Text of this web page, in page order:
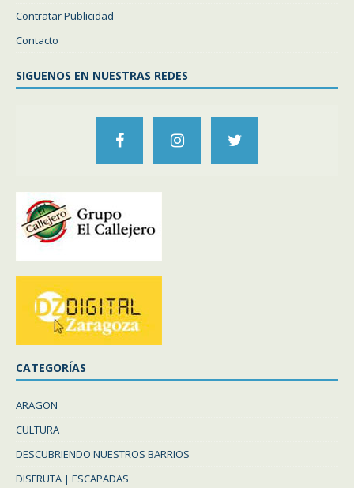
Contratar Publicidad
Contacto
SIGUENOS EN NUESTRAS REDES
CATEGORÍAS
ARAGON
CULTURA
DESCUBRIENDO NUESTROS BARRIOS
DISFRUTA | ESCAPADAS